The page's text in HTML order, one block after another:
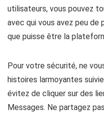
utilisateurs, vous pouvez
avec qui vous avez peu de
que puisse être la
Pour votre sécurité, ne
histoires larmoyantes
évitez de cliquer sur des
Messages. Ne partagez